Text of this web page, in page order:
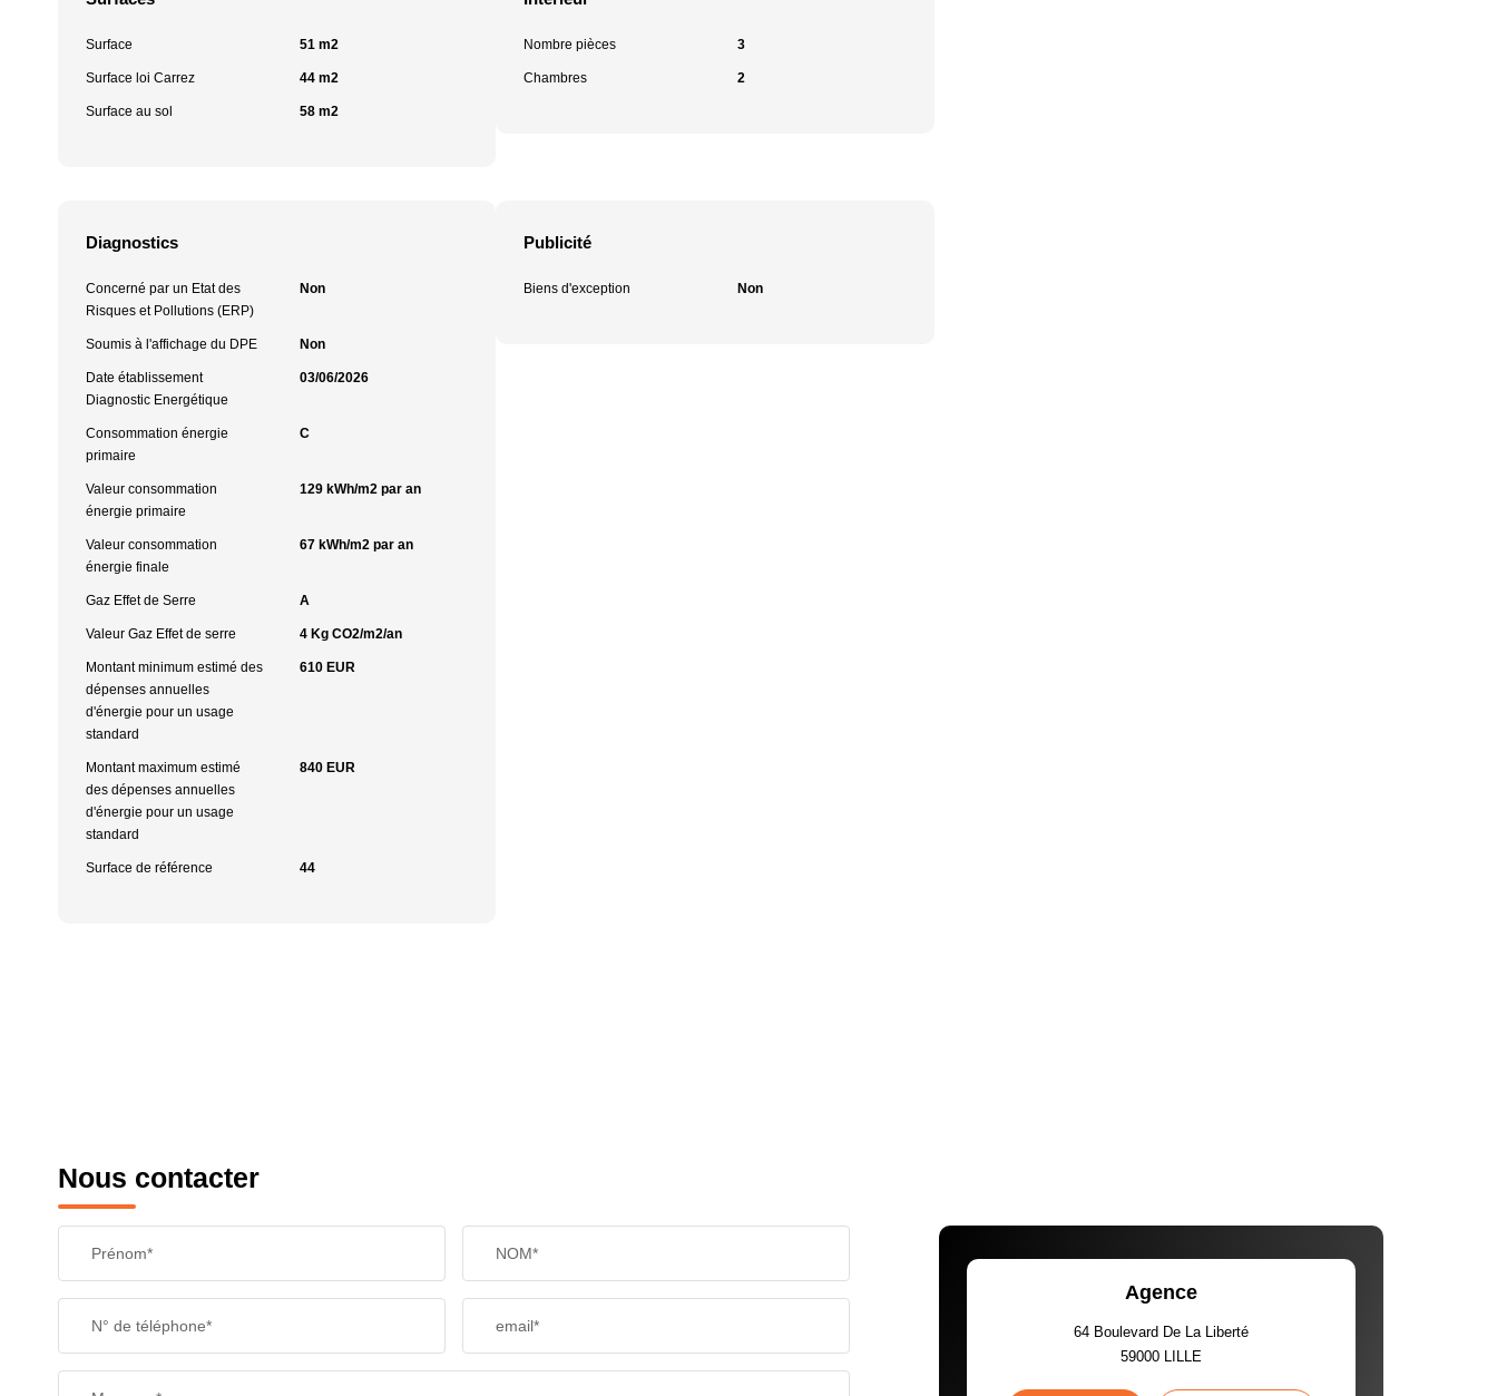
Surface 51 m2
Surface loi Carrez 44 m2
Surface au sol 58 m2
Nombre pièces 3
Chambres 2
Diagnostics
Concerné par un Etat des
Risques et Pollutions (ERP)
Non
Soumis à l'affichage du DPE Non
Date établissement
Diagnostic Energétique
03/06/2026
Consommation énergie
primaire
C
Valeur consommation
énergie primaire
129 kWh/m2 par an
Valeur consommation
énergie finale
67 kWh/m2 par an
Gaz Effet de Serre A
Valeur Gaz Effet de serre 4 Kg CO2/m2/an
Montant minimum estimé des
dépenses annuelles
d'énergie pour un usage
standard
610 EUR
Montant maximum estimé
des dépenses annuelles
d'énergie pour un usage
standard
840 EUR
Surface de référence 44
Publicité
Biens d'exception Non
Nous contacter
Prénom* NOM*
N° de téléphone* email*
Agence
64 Boulevard De La Liberté
59000 LILLE